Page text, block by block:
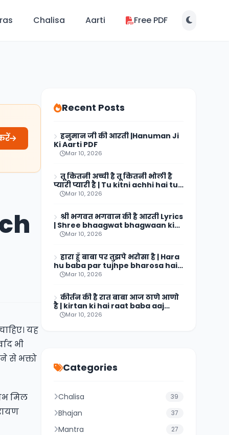
Chalisa Aarti Free PDF
यह
भी
से भक्तो
मिल
Recent Posts
Ki Aarti PDF
Mar 10, 2026
प्यारी प्यारी है | Tu kitni achhi hai tu
kitni bholi hai lyrics
Mar 10, 2026
| Shree bhaagwat bhagwaan ki
hai aarti lyrics
Mar 10, 2026
hu baba par tujhpe bharosa hai
Lyrics
Mar 10, 2026
है | kirtan ki hai raat baba aaj
thane aano hai lyrics
Mar 10, 2026
Categories
Chalisa 39
Bhajan 37
Mantra 27